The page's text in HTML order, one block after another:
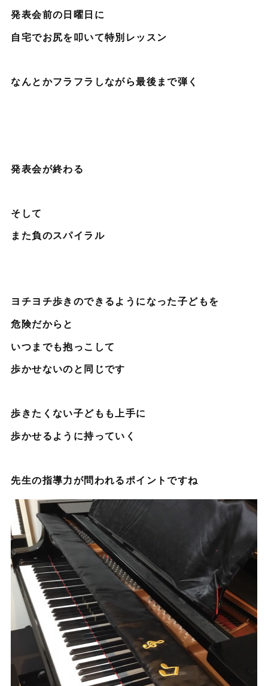
発表会前の日曜日に
自宅でお尻を叩いて特別レッスン
なんとかフラフラしながら最後まで弾く
発表会が終わる
そして
また負のスパイラル
ヨチヨチ歩きのできるようになった子どもを
危険だからと
いつまでも抱っこして
歩かせないのと同じです
歩きたくない子どもも上手に
歩かせるように持っていく
先生の指導力が問われるポイントですね